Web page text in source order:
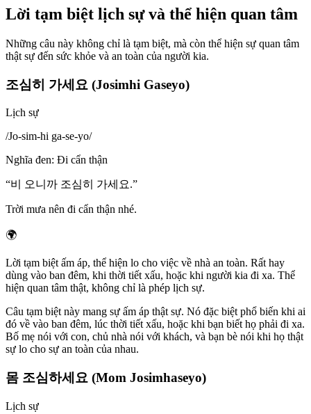
Lời tạm biệt lịch sự và thể hiện quan tâm
Những câu này không chỉ là tạm biệt, mà còn thể hiện sự quan tâm
thật sự đến sức khỏe và an toàn của người kia.
조심히 가세요 (Josimhi Gaseyo)
Lịch sự
/Jo-sim-hi ga-se-yo/
Nghĩa đen: Đi cẩn thận
“비 오니까 조심히 가세요.”
Trời mưa nên đi cẩn thận nhé.
🌍
Lời tạm biệt ấm áp, thể hiện lo cho việc về nhà an toàn. Rất hay
dùng vào ban đêm, khi thời tiết xấu, hoặc khi người kia đi xa. Thể
hiện quan tâm thật, không chỉ là phép lịch sự.
Câu tạm biệt này mang sự ấm áp thật sự. Nó đặc biệt phổ biến khi ai
đó về vào ban đêm, lúc thời tiết xấu, hoặc khi bạn biết họ phải đi xa.
Bố mẹ nói với con, chủ nhà nói với khách, và bạn bè nói khi họ thật
sự lo cho sự an toàn của nhau.
몸 조심하세요 (Mom Josimhaseyo)
Lịch sự